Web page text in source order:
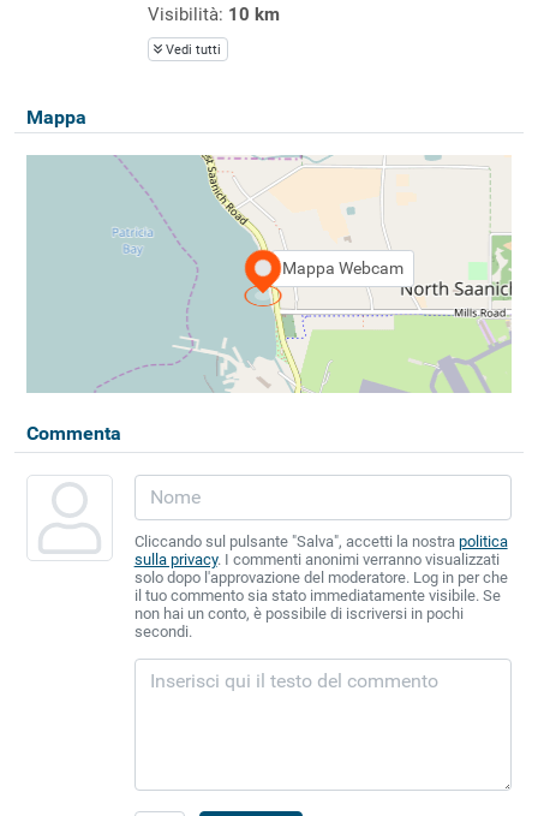
Visibilità: 10 km
Vedi tutti
Mappa
Mappa Webcam
Commenta
Cliccando sul pulsante "Salva", accetti la nostra politica
sulla privacy. I commenti anonimi verranno visualizzati
solo dopo l'approvazione del moderatore. Log in per che
il tuo commento sia stato immediatamente visibile. Se
non hai un conto, è possibile di iscriversi in pochi
secondi.